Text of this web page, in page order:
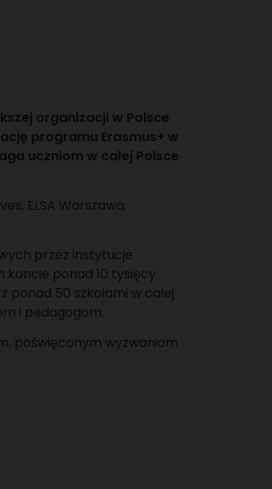
organizacji w Polsce
programu Erasmus+ w
uczniom w całej Polsce
ELSA Warszawa,
przez instytucje
koncie ponad 10 tysięcy
50 szkołami w całej
i pedagogom.
poświęconym wyzwaniom